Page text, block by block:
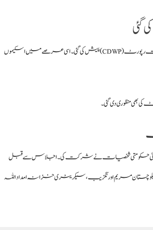
یکم اپریل 2025 سے 31 مارچ 2026 کی مدت کے دوران ترقیاتی اسکیموں پر عملدرآمد کی پیش رفت رپورٹ (CDWP) پیش کی گئی۔ اسی عرصے میں اسکیموں
اعلیٰ حکومتی شخصیات نے شرکت کی۔ اجلاس سے قبل
مریم اورنگزیب، سیکریٹری خزانہ امداد اللہ